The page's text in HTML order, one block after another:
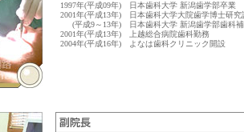
1997年(平成09年)
2001年(平成13年)
(平成9～13年)
2001年(平成13年)
2004年(平成16年)
日本歯科大学 新潟歯学部卒業
日本歯科大学大院歯学博士研
日本歯科大学 新潟歯学部歯科
上越総合病院歯科勤務
よなは歯科クリニック開設